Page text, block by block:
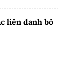
liên danh bỏ